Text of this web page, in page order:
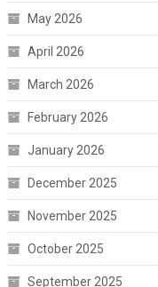
May 2026
April 2026
March 2026
February 2026
January 2026
December 2025
November 2025
October 2025
September 2025